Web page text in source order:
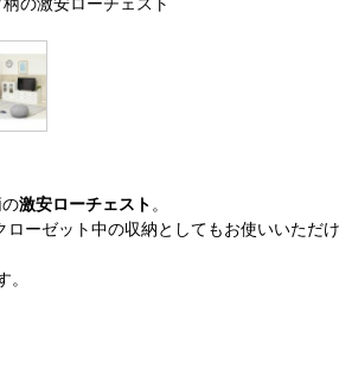
激安ローチェスト。
ーゼット中の収納としてもお使いいただけ